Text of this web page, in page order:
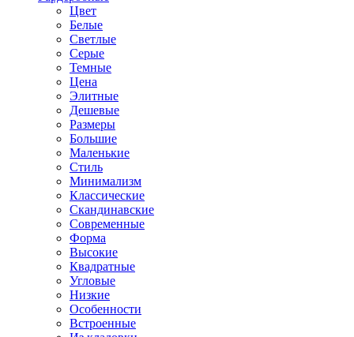
Цвет
Белые
Светлые
Серые
Темные
Цена
Элитные
Дешевые
Размеры
Большие
Маленькие
Стиль
Минимализм
Классические
Скандинавские
Современные
Форма
Высокие
Квадратные
Угловые
Низкие
Особенности
Встроенные